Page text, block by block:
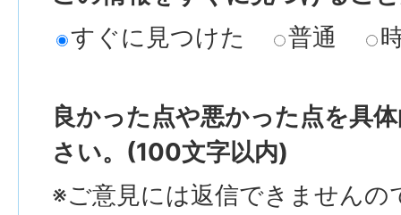
すぐに見つけた
普通
良かった点や悪かった点を具
さい。(100文字以内)
※ご意見には返信できませんの